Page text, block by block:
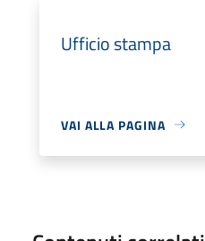
Ufficio stampa
VAI ALLA PAGINA